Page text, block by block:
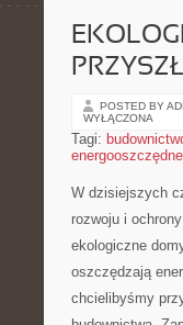
POSTED BY
WYŁĄCZONA
Tagi:
W dzisiejszych
rozwoju i
ekologiczne
‍oszczędzają
chcielibyśmy